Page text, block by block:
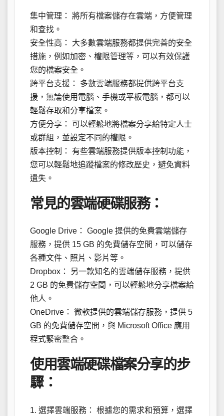
集中管理： 將所有檔案儲存在雲端，方便管理
和查找。
安全性高： 大多數雲端服務都提供完善的安全
措施，例如加密、權限管理等，可以有效保護
您的檔案安全。
跨平台支援： 多數雲端服務都提供跨平台支
援，無論使用電腦、手機或平板電腦，都可以
輕鬆存取和分享檔案。
方便分享： 可以輕鬆地將檔案分享給特定人士
或群組，並設定不同的權限。
版本控制： 有些雲端服務提供版本控制功能，
您可以輕鬆地追蹤檔案的修改歷史，避免資料
遺失。
常見的雲端硬碟服務：
Google Drive： Google 提供的免費雲端儲存
服務，提供 15 GB 的免費儲存空間，可以儲存
各種文件、照片、影片等。
Dropbox： 另一款知名的雲端儲存服務，提供
2 GB 的免費儲存空間，可以輕鬆地分享檔案給
他人。
OneDrive： 微軟提供的雲端儲存服務，提供 5
GB 的免費儲存空間，與 Microsoft Office 應用
程式緊密整合。
使用雲端硬碟檔案分享的步
驟：
1. 選擇雲端服務： 根據您的需求和預算，選擇